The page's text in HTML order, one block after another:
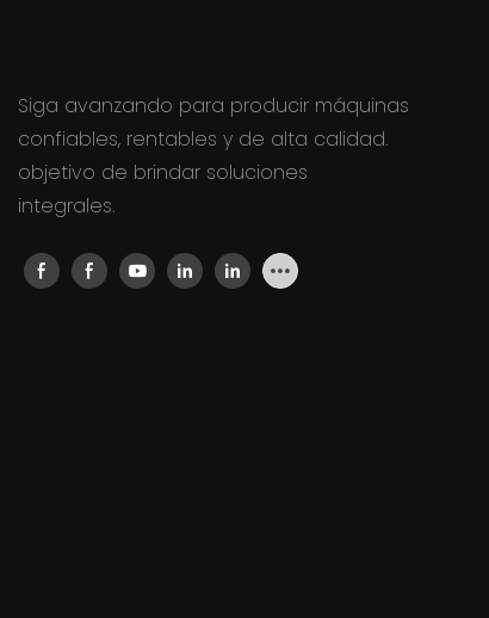
Siga avanzando para producir máquinas
confiables, rentables y de alta calidad.
objetivo de brindar soluciones
integrales.